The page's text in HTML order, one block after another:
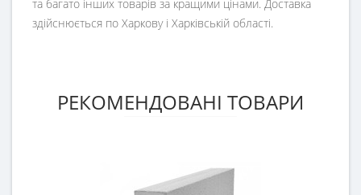
та багато інших товарів за кращими цінами. Доставка
здійснюється по Харкову і Харківській області.
РЕКОМЕНДОВАНІ ТОВАРИ